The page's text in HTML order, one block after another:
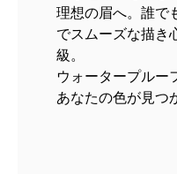
理想の眉へ。誰で
でスムーズな描き
級。
ウォータープルー
あなたの色が見つ